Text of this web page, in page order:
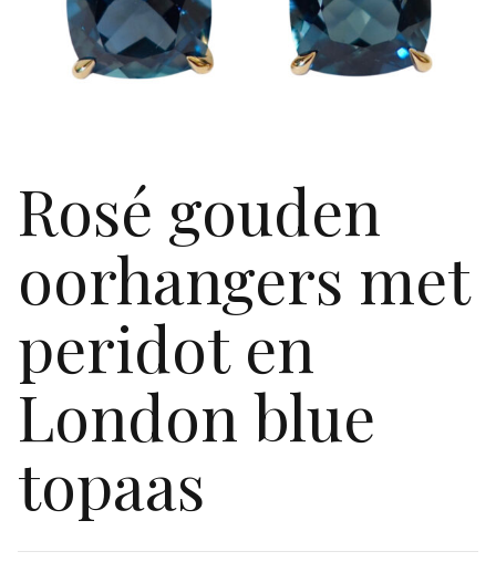
Rosé gouden
oorhangers met
peridot en
London blue
topaas